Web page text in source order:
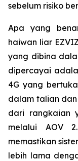
sebelum risiko
Apa yang
haiwan liar
yang dibina
dipercayai
4G yang
dalam talian
dari rangkaian
melalui AOV
memastikan
lebih lama